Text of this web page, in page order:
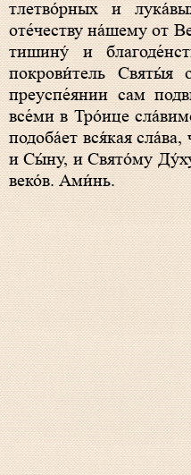
тлетво́рных и
оте́честву на́шему от
тишину́ и
покрови́тель
преуспе́янии сам
все́ми в Тро́ице
подоба́ет вся́кая
и Сы́ну, и Свято́му
веко́в. Ами́нь.